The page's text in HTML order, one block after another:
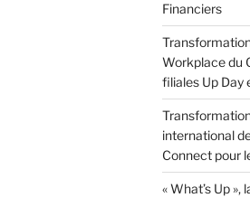
Financiers
Workplace du
filiales Up Day
international
Connect pour
« What’s Up